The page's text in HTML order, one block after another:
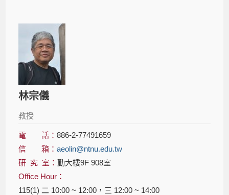
林宗儀
教授
電 話：886-2-77491659
信 箱：aeolin@ntnu.edu.tw
研 究 室：勤大樓9F 908室
Office Hour：
115(1) 二 10:00 ~ 12:00，三 12:00 ~ 14:00